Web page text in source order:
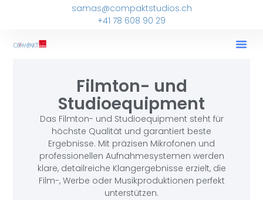
samas@compaktstudios.ch
+41 78 608 90 29
Filmton- und
Studioequipment
Das Filmton- und Studioequipment steht für
höchste Qualität und garantiert beste
Ergebnisse. Mit präzisen Mikrofonen und
professionellen Aufnahmesystemen werden
klare, detailreiche Klangergebnisse erzielt, die
Film-, Werbe oder Musikproduktionen perfekt
unterstützen.